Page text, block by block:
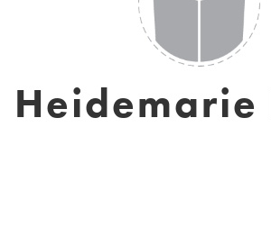
Heidemarie